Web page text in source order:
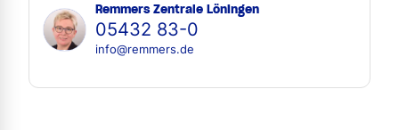
Remmers Zentrale Löningen
05432 83-0
info@remmers.de